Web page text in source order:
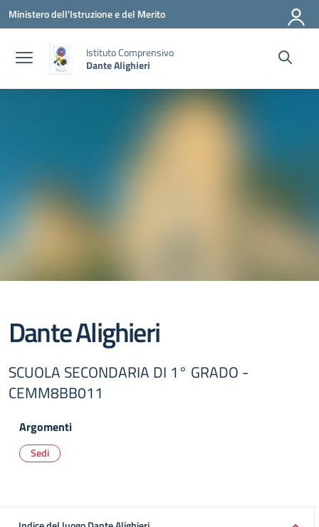
Vai ai contenuti
Vai al menu di navigazione
Vai al footer
Ministero dell'Istruzione e del Merito
Istituto Comprensivo
Dante Alighieri
Dante Alighieri
SCUOLA SECONDARIA DI 1° GRADO -
CEMM8BB011
Argomenti
Sedi